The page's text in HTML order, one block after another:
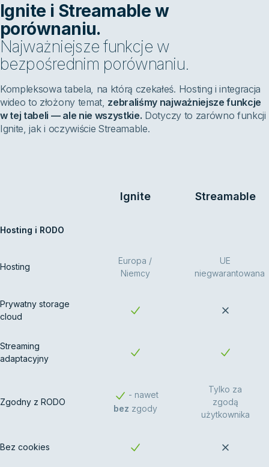
Ignite i Streamable w
porównaniu.
Najważniejsze funkcje w
bezpośrednim porównaniu.
Kompleksowa tabela, na którą czekałeś. Hosting i integracja
wideo to złożony temat, zebraliśmy najważniejsze funkcje
w tej tabeli — ale nie wszystkie. Dotyczy to zarówno funkcji
Ignite, jak i oczywiście Streamable.
Ignite Streamable
Hosting i RODO
Hosting
Europa /
Niemcy
UE
niegwarantowana
Prywatny storage
cloud
Streaming
adaptacyjny
Zgodny z RODO
- nawet
bez zgody
Tylko za
zgodą
użytkownika
Bez cookies